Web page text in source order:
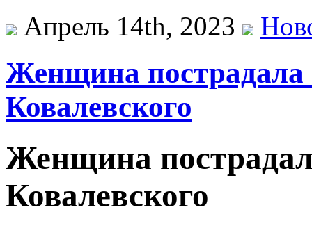
Апрель 14th, 2023
Женщина
Ковалевского
Женщина
Ковалевского